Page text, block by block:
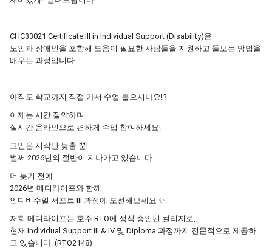
CHC33021 Certificate III in Individual Support (Disability)은
노인과 장애인을 포함해 도움이 필요한 사람들을 지원하고 돌보는 방법을
배우는 과정입니다.
아직도 학교까지 직접 가서 수업 들으시나요!?
이제는 시간 절약하며
실시간 온라인으로 편하게 수업 참여하세요!
고민은 시작만 늦출 뿐!
벌써 2026년의 절반이 지나가고 있습니다.
더 늦기 전에
2026년 메디라이프와 함께
인디비주얼 서포트 III 과정에 도전해보세요 ✨
저희 메디라이프는 호주 RTO에 정식 승인된 컬리지로,
현재 Individual Support III & IV 및 Diploma 과정까지 전문적으로 제공하
고 있습니다. (RTO2148)